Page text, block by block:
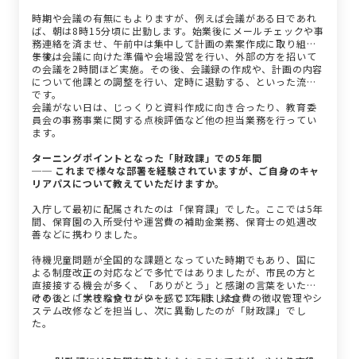
時期や会議の有無にもよりますが、例えば会議がある日であれ
ば、朝は8時15分頃に出勤します。始業後にメールチェックや事
務連絡を済ませ、午前中は集中して計画の素案作成に取り組み
ます。
午後は会議に向けた準備や会場設営を行い、外部の方を招いて
の会議を2時間ほど実施。その後、会議録の作成や、計画の内容
について他課との調整を行い、定時に退勤する、といった流れ
です。
会議がない日は、じっくりと資料作成に向き合ったり、教育委
員会の事務事業に関する点検評価など他の担当業務を行ってい
ます。
ターニングポイントとなった「財政課」での5年間
── これまで様々な部署を経験されていますが、ご自身のキャ
リアパスについて教えていただけますか。
入庁して最初に配属されたのは「保育課」でした。ここでは5年
間、保育園の入所受付や運営費の補助金業務、保育士の処遇改
善などに携わりました。
待機児童問題が全国的な課題となっていた時期でもあり、国に
よる制度改正の対応などで多忙ではありましたが、市民の方と
直接接する機会が多く、「ありがとう」と感謝の言葉をいただ
けることに大きなやりがいを感じていました。
その後、「学校給食センター」で1年間、給食費の徴収管理やシ
ステム改修などを担当し、次に異動したのが「財政課」でし
た。